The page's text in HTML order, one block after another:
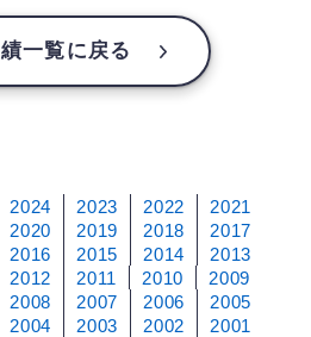
一覧に戻る
2024 2023 2022
2021
2020
2019 2018
2017
2016
2015 2014
2013
2012
2011 2010
2009
2008
2007 2006
2005
2004
2003 2002
2001